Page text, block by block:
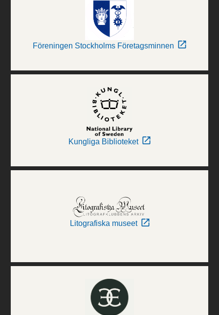
Föreningen Stockholms Företagsminnen
Kungliga Biblioteket
Litografiska museet